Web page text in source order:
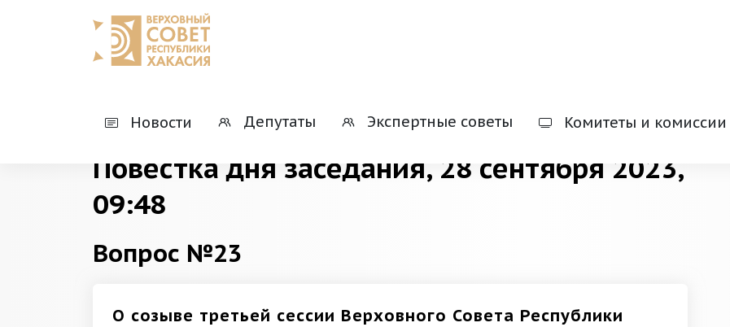
Новости Депутаты Экспертные советы Комитеты и комиссии
Повестка дня заседания, 28 сентября 2023,
09:48
Вопрос №23
О созыве третьей сессии Верховного Совета Республики